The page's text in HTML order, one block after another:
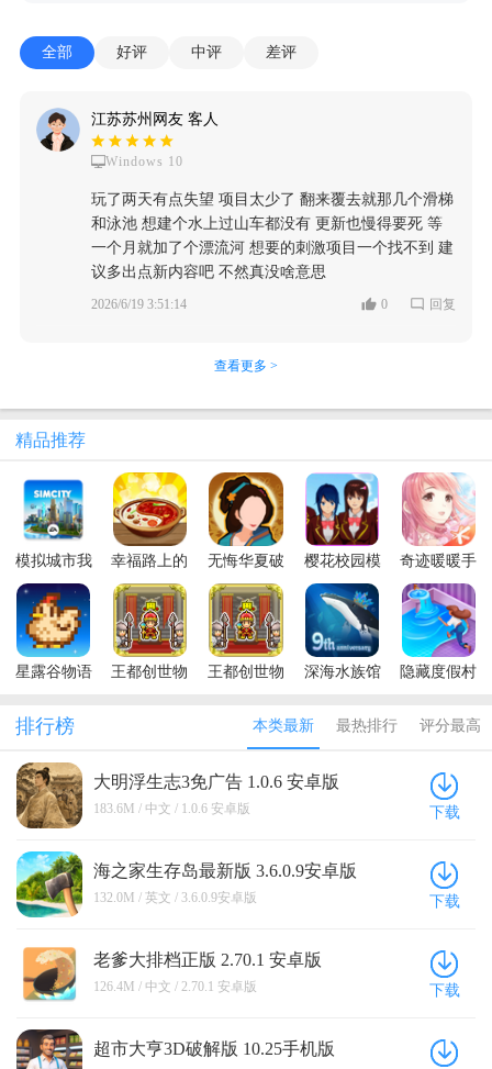
全部 好评 中评 差评
江苏苏州网友 客人
Windows 10
玩了两天有点失望 项目太少了 翻来覆去就那几个滑梯
和泳池 想建个水上过山车都没有 更新也慢得要死 等
一个月就加了个漂流河 想要的刺激项目一个找不到 建
议多出点新内容吧 不然真没啥意思
2026/6/19 3:51:14 0 回复
查看更多 >
精品推荐
模拟城市我
是市长破解
版无限绿钞
安卓2026
幸福路上的
火锅店无限
金币钻石版
无悔华夏破
解版内置修
改器2026
樱花校园模
拟器中文版
全无限最新
破解版
(SAKURA
SchoolSimulator)
奇迹暖暖手
游2026
星露谷物语
(Stardew
Valley)
王都创世物
王都创世物
以抽s最新版
深海水族馆
2026
隐藏度假村
金币版
排行榜 本类最新 最热排行 评分最高
大明浮生志3免广告 1.0.6 安卓版
183.6M / 中文 / 1.0.6 安卓版 下载
海之家生存岛最新版 3.6.0.9安卓版
132.0M / 英文 / 3.6.0.9安卓版 下载
老爹大排档正版 2.70.1 安卓版
126.4M / 中文 / 2.70.1 安卓版 下载
超市大亨3D破解版 10.25手机版